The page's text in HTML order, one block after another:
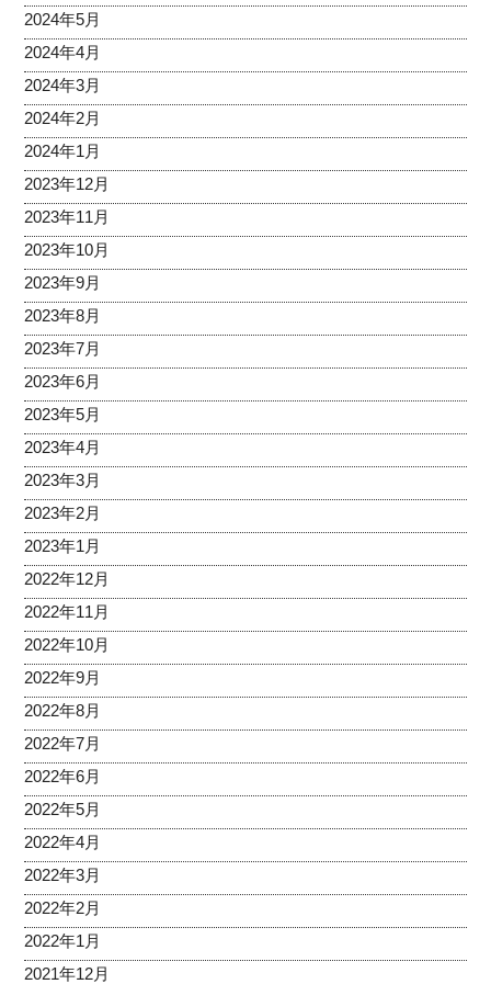
2024年5月
2024年4月
2024年3月
2024年2月
2024年1月
2023年12月
2023年11月
2023年10月
2023年9月
2023年8月
2023年7月
2023年6月
2023年5月
2023年4月
2023年3月
2023年2月
2023年1月
2022年12月
2022年11月
2022年10月
2022年9月
2022年8月
2022年7月
2022年6月
2022年5月
2022年4月
2022年3月
2022年2月
2022年1月
2021年12月